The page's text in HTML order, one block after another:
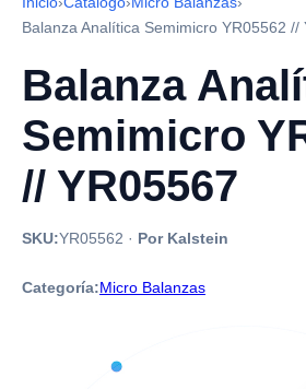
Balanza Analítica Semimicro YR05562 //
Balanza
Semimicro
// YR05567
SKU:YR05562 · Por Kalstein
Categoría:Micro Balanzas